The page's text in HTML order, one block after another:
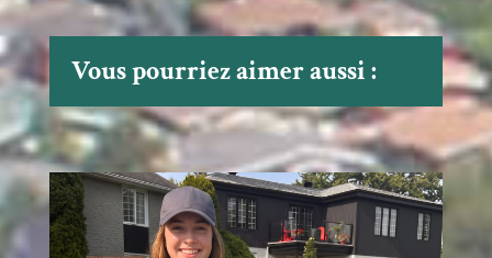
Vous pourriez aimer aussi :